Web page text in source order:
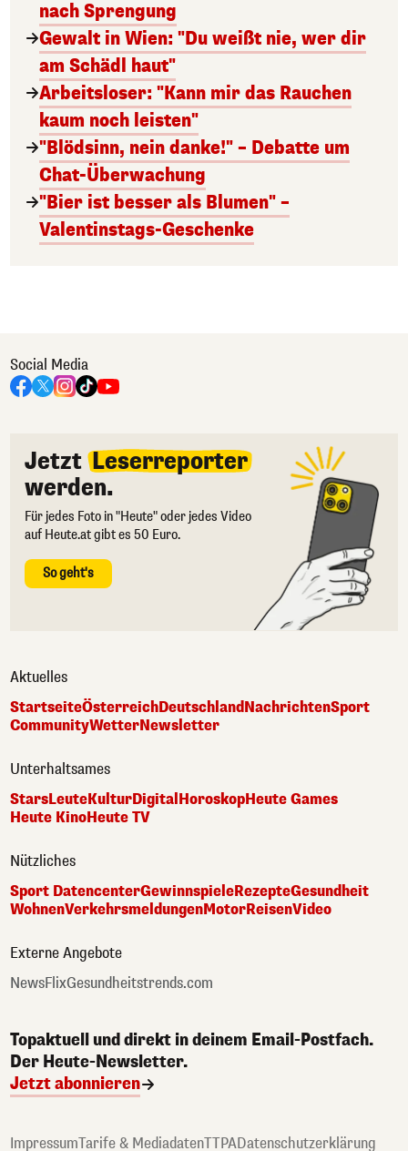
nach Sprengung
Gewalt in Wien: "Du weißt nie, wer dir
am Schädl haut"
Arbeitsloser: "Kann mir das Rauchen
kaum noch leisten"
"Blödsinn, nein danke!" – Debatte um
Chat-Überwachung
"Bier ist besser als Blumen" –
Valentinstags-Geschenke
Social Media
Jetzt Leserreporter
werden.
Für jedes Foto in "Heute" oder jedes Video
auf Heute.at gibt es 50 Euro.
So geht's
Aktuelles
StartseiteÖsterreichDeutschlandNachrichtenSport
CommunityWetterNewsletter
Unterhaltsames
StarsLeuteKulturDigital HoroskopHeute Games
Heute KinoHeute TV
Nützliches
Sport DatencenterGewinnspieleRezepteGesundheit
WohnenVerkehrsmeldungenMotorReisenVideo
Externe Angebote
NewsFlixGesundheitstrends.com
Topaktuell und direkt in deinem Email-Postfach.
Der Heute-Newsletter.
Jetzt abonnieren
ImpressumTarife & MediadatenTTPADatenschutzerklärung